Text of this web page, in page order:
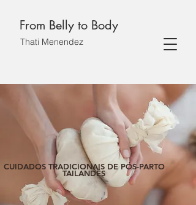
From Belly to Body
Thati Menendez
CUIDADOS TRADICIONAIS DE PÓS-PARTO
TAILANDÊS